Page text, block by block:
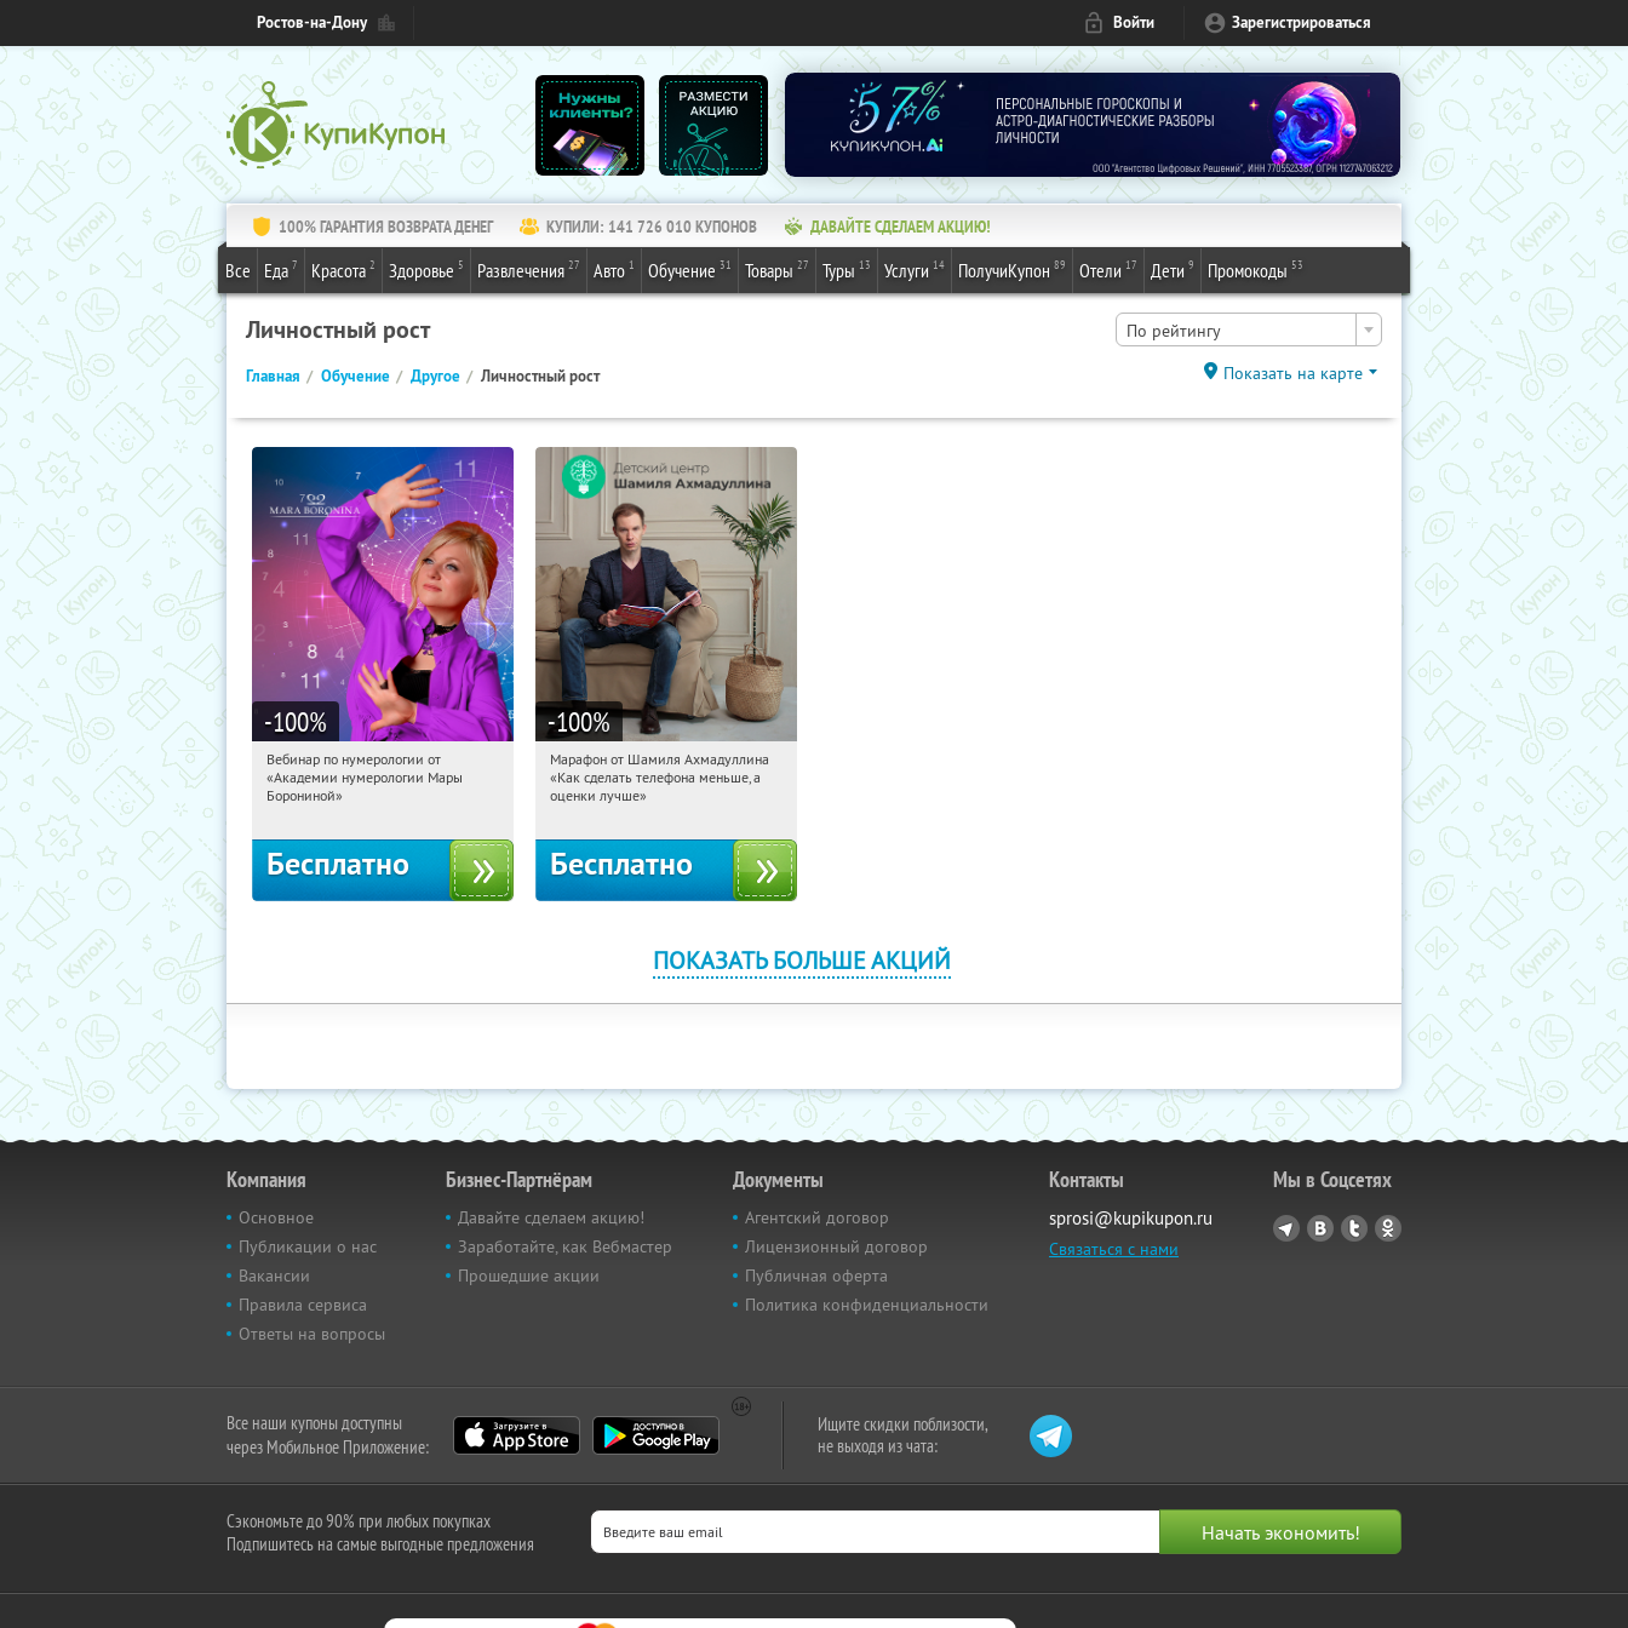
Ростов-на-Дону Войти Зарегистрироваться
100% ГАРАНТИЯ ВОЗВРАТА ДЕНЕГ КУПИЛИ: 141 726 010КУПОНОВ ДАВАЙТЕ СДЕЛАЕМ АКЦИЮ!
Все Еда 7 Красота 2 Здоровье 5 Развлечения 27 Авто 1 Обучение 31 Товары 27 Туры 13 Услуги 14 ПолучиКупон 89 Отели 17 Дети 9 Промокоды 53
Личностный рост По рейтингу
Главная Обучение Другое Личностный рост Показать на карте
-100%
11:56:07 Получили:
Россия
Вебинар по нумерологии от
«Академии нумерологии Мары
Борониной»
Бесплатно
-100%
11:56:07 Получили:25
Россия
Марафон от Шамиля Ахмадуллина
«Как сделать телефона меньше, а
оценки лучше»
Бесплатно
ПОКАЗАТЬ БОЛЬШЕ АКЦИЙ
Компания
Основное
Публикации о нас
Вакансии
Правила сервиса
Ответы на вопросы
Бизнес-Партнёрам
Давайте сделаем акцию!
Заработайте, как Вебмастер
Прошедшие акции
Документы
Агентский договор
Лицензионный договор
Публичная оферта
Политика конфиденциальности
Контакты
sprosi@kupikupon.ru
Связаться с нами
Мы в Соцсетях
Все наши купоны доступны
через Мобильное Приложение:
Ищите скидки поблизости,
не выходя из чата:
Сэкономьте до 90% при любых покупках
Подпишитесь на самые выгодные предложения